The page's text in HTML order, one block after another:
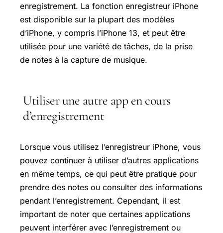
enregistrement. La fonction enregistreur iPhone
est disponible sur la plupart des modèles
d’iPhone, y compris l’iPhone 13, et peut être
utilisée pour une variété de tâches, de la prise
de notes à la capture de musique.
Utiliser une autre app en cours
d’enregistrement
Lorsque vous utilisez l’enregistreur iPhone, vous
pouvez continuer à utiliser d’autres applications
en même temps, ce qui peut être pratique pour
prendre des notes ou consulter des informations
pendant l’enregistrement. Cependant, il est
important de noter que certaines applications
peuvent interférer avec l’enregistrement ou